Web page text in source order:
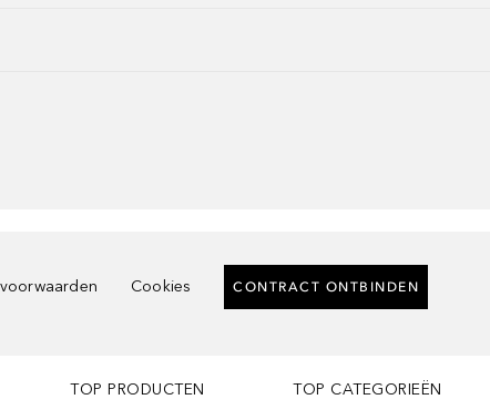
Cookies CONTRACT ONTBINDEN
TOP PRODUCTEN TOP CATEGORIEËN